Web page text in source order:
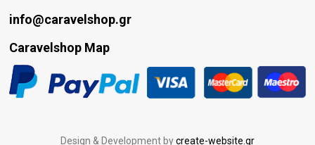
info@caravelshop.gr
Caravelshop Map
Design & Development bycreate-website.gr